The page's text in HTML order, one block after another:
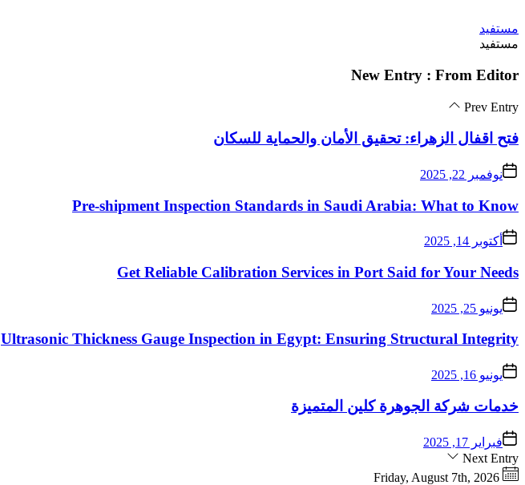
Skip
to
content
مستفيد
مستفيد
New Entry : From Editor
Prev Entry
فتح اقفال الزهراء: تحقيق الأمان والحماية للسكان
نوفمبر 22, 2025
Pre-shipment Inspection Standards in Saudi Arabia: What to Know
أكتوبر 14, 2025
Get Reliable Calibration Services in Port Said for Your Needs
يونيو 25, 2025
Ultrasonic Thickness Gauge Inspection in Egypt: Ensuring Structural Integrity
يونيو 16, 2025
خدمات شركة الجوهرة كلين المتميزة
فبراير 17, 2025
Next Entry
Friday, August 7th, 2026